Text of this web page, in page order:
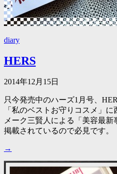
diary
HERS
2014年12月15日
只今発売中のハーズ1月号、
「私のベストお守りコスメ」
メーク三賢人による「美容最新
掲載されているので必見です。
→